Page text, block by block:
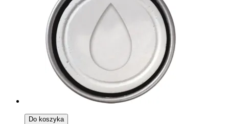
Do koszyka